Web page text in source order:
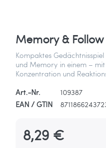
Memory &
Kompaktes
und Memory in einem –
Konzentration und
Art.-Nr.
109387
EAN / GTIN
8,29 €